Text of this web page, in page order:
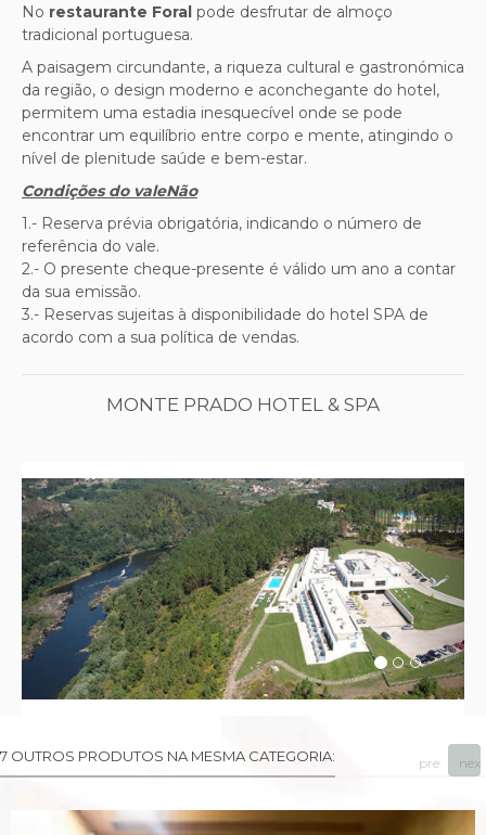
No restaurante Foral pode desfrutar de almoço
tradicional portuguesa.
A paisagem circundante, a riqueza cultural e gastronómica
da região, o design moderno e aconchegante do hotel,
permitem uma estadia inesquecível onde se pode
encontrar um equilíbrio entre corpo e mente, atingindo o
nível de plenitude saúde e bem-estar.
Condições do valeNão
1.- Reserva prévia obrigatória, indicando o número de
referência do vale.
2.- O presente cheque-presente é válido um ano a contar
da sua emissão.
3.- Reservas sujeitas à disponibilidade do hotel SPA de
acordo com a sua política de vendas.
MONTE PRADO HOTEL & SPA
Previous Next
7 OUTROS PRODUTOS NA MESMA CATEGORIA: prev next